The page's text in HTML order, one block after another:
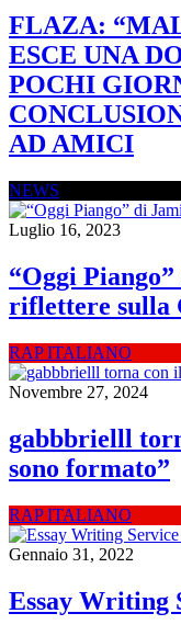
FLAZA:
ESCE UNA
POCHI
AD AMICI
NEWS
Luglio 16, 2023
“Oggi
riflettere sulla
RAP ITALIANO
Novembre 27, 2024
gabbbrielll
sono formato”
RAP ITALIANO
Gennaio 31, 2022
Essay Writing